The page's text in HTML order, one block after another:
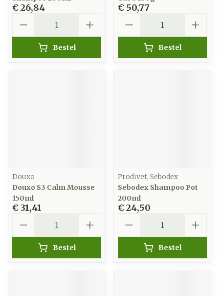
€ 26,84
Bestel
€ 50,77
Bestel
Douxo
Douxo S3 Calm Mousse
150ml
€ 31,41
Bestel
Prodivet, Sebodex
Sebodex Shampoo Pot
200ml
€ 24,50
Bestel